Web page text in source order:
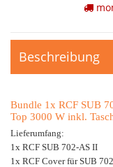
Beschreibung
Bundle 1x RCF SUB
Top 3000 W inkl.
Lieferumfang:
1x RCF SUB 702-AS II
1x RCF Cover für SUB 702